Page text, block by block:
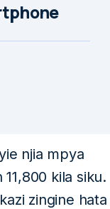
njia mpya
kila siku.
zingine hata